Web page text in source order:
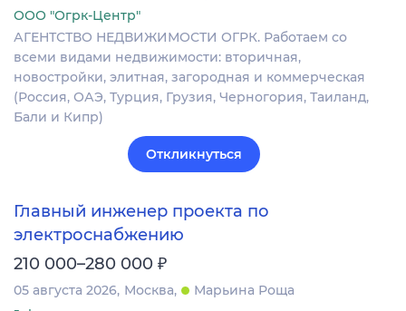
ООО "Огрк-Центр"
АГЕНТСТВО НЕДВИЖИМОСТИ ОГРК. Работаем со
всеми видами недвижимости: вторичная,
новостройки, элитная, загородная и коммерческая
(Россия, ОАЭ, Турция, Грузия, Черногория, Таиланд,
Бали и Кипр)
Откликнуться
Главный инженер проекта по
электроснабжению
210 000–280 000 ₽
05 августа 2026 Москва
Марьина Роща